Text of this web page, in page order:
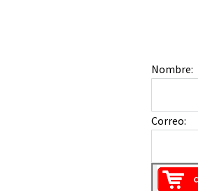
Nombre:
Correo: